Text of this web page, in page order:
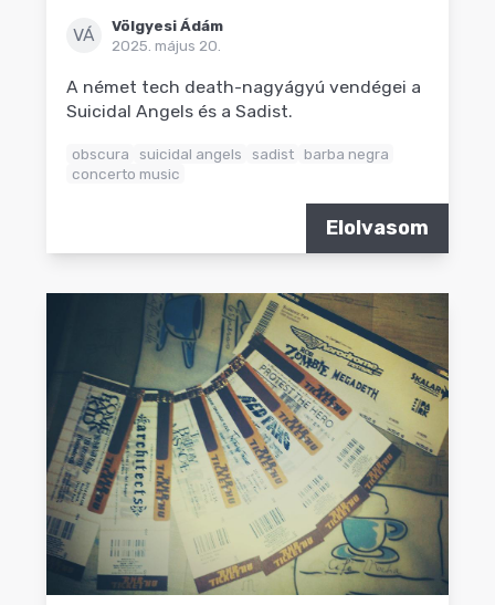
VÁ
Völgyesi Ádám
2025. május 20.
A német tech death-nagyágyú vendégei a
Suicidal Angels és a Sadist.
obscura suicidal angels sadist barba negra
concerto music
Elolvasom